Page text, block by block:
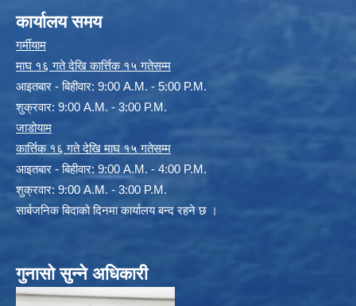
कार्यालय समय
गर्मीयाम
माघ १६ गते देखि कार्त्तिक १५ गतेसम्म
आइतबार - बिहीवार: 9:00 A.M. - 5:00 P.M.
शुक्रवार: 9:00 A.M. - 3:00 P.M.
जाडोयाम
कार्त्तिक १६ गते देखि माघ १५ गतेसम्म
आइतबार - बिहीवार: 9:00 A.M. - 4:00 P.M.
शुक्रवार: 9:00 A.M. - 3:00 P.M.
सार्बजनिक बिदाको दिनमा कार्यालय बन्द रहने छ ।
गुनासो सुन्ने अधिकारी